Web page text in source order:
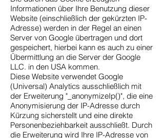
Informationen über Ihre Benutzung dieser
Website (einschließlich der gekürzten IP-
Adresse) werden in der Regel an einen
Server von Google übertragen und dort
gespeichert, hierbei kann es auch zu einer
Übermittlung an die Server der Google
LLC. in den USA kommen.
Diese Website verwendet Google
(Universal) Analytics ausschließlich mit
der Erweiterung "_anonymizeIp()", die eine
Anonymisierung der IP-Adresse durch
Kürzung sicherstellt und eine direkte
Personenbeziehbarkeit ausschließt. Durch
die Erweiterung wird Ihre IP-Adresse von